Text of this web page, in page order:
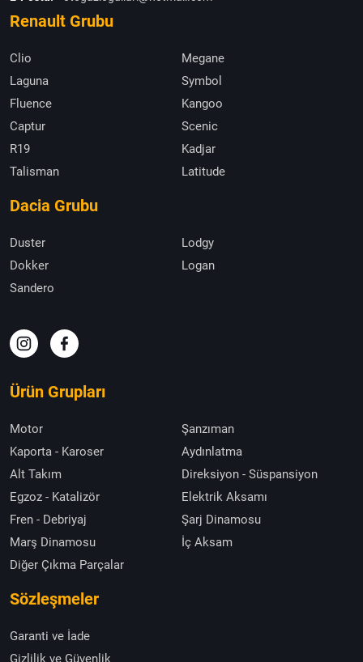
Renault Grubu
Clio
Megane
Laguna
Symbol
Fluence
Kangoo
Captur
Scenic
R19
Kadjar
Talisman
Latitude
Dacia Grubu
Duster
Lodgy
Dokker
Logan
Sandero
Ürün Grupları
Motor
Şanzıman
Kaporta - Karoser
Aydınlatma
Alt Takım
Direksiyon - Süspansiyon
Egzoz - Katalizör
Elektrik Aksamı
Fren - Debriyaj
Şarj Dinamosu
Marş Dinamosu
İç Aksam
Diğer Çıkma Parçalar
Sözleşmeler
Garanti ve İade
Gizlilik ve Güvenlik